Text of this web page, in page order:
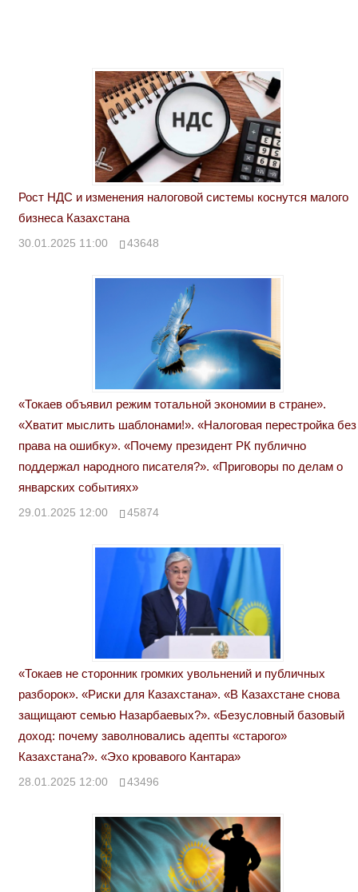
Рост НДС и изменения налоговой системы коснутся малого
бизнеса Казахстана
30.01.2025 11:00 43648
«Токаев объявил режим тотальной экономии в стране».
«Хватит мыслить шаблонами!». «Налоговая перестройка без
права на ошибку». «Почему президент РК публично
поддержал народного писателя?». «Приговоры по делам о
январских событиях»
29.01.2025 12:00 45874
«Токаев не сторонник громких увольнений и публичных
разборок». «Риски для Казахстана». «В Казахстане снова
защищают семью Назарбаевых?». «Безусловный базовый
доход: почему заволновались адепты «старого»
Казахстана?». «Эхо кровавого Кантара»
28.01.2025 12:00 43496